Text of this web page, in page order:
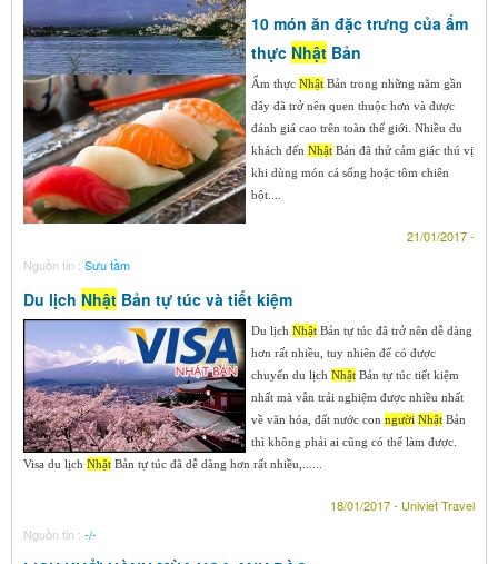
10 món ăn đặc trưng của ẩm
thực Nhật Bản
Ẩm thực Nhật Bản trong những năm gần
đây đã trở nên quen thuộc hơn và được
đánh giá cao trên toàn thế giới. Nhiều du
khách đến Nhật Bản đã thử cảm giác thú vị
khi dùng món cá sống hoặc tôm chiên
bột....
21/01/2017 -
Nguồn tin : Sưu tầm
Du lịch Nhật Bản tự túc và tiết kiệm
Du lịch Nhật Bản tự túc đã trở nên dễ dàng
hơn rất nhiều, tuy nhiên để có được
chuyến du lịch Nhật Bản tự túc tiết kiệm
nhất mà vẫn trải nghiệm được nhiều nhất
về văn hóa, đất nước con người Nhật Bản
thì không phải ai cũng có thể làm được.
Visa du lịch Nhật Bản tự túc đã dễ dàng hơn rất nhiều,......
18/01/2017 - Univiet Travel
Nguồn tin : -/-